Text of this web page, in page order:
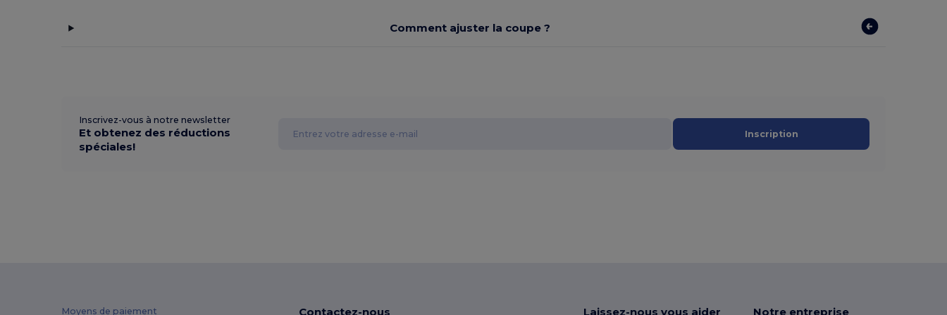
Comment ajuster la coupe ?
Inscrivez-vous à notre newsletter
Et obtenez des réductions
spéciales!
Inscription
Moyens de paiement Contactez-nous Laissez-nous vous aider Notre entreprise